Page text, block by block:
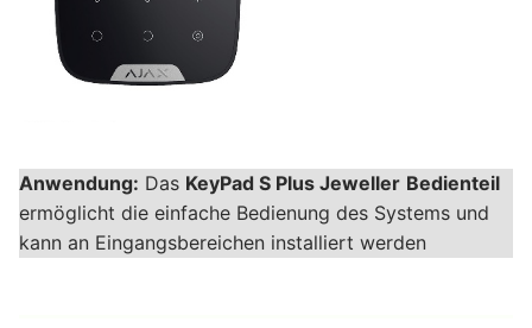
Anwendung: Das KeyPad S Plus Jeweller Bedienteil
ermöglicht die einfache Bedienung des Systems und
kann an Eingangsbereichen installiert werden